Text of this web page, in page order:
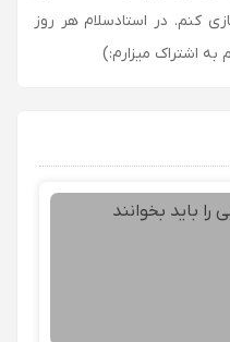
کنم. در استادسلام هر روز
اشتراک میزارم:)